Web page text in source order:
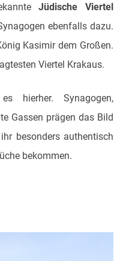
Jüdische Viertel
ebenfalls dazu.
Kasimir dem Großen.
Viertel Krakaus.
hierher. Synagogen,
Gassen prägen das Bild
besonders authentisch
bekommen.